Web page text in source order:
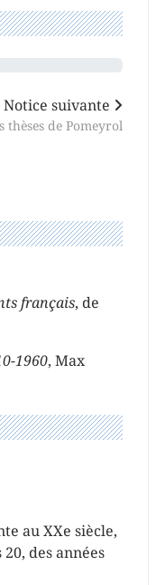
Notice suivante
thèses de Pomeyrol
français, de
1960, Max
au XXe siècle,
des années